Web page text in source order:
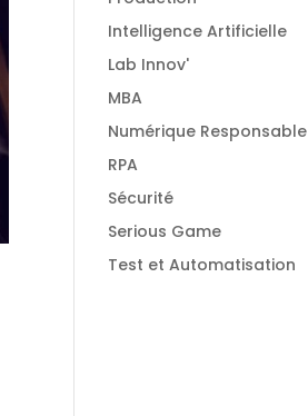
Intelligence Artificielle
Lab Innov'
MBA
Numérique Responsable
RPA
Sécurité
Serious Game
Test et Automatisation